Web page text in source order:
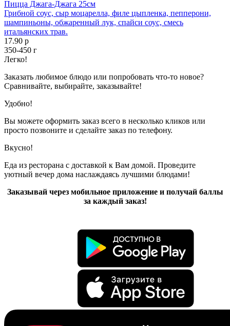
Пицца Джага-Джага 25см
Грибной соус, сыр моцарелла, филе цыпленка, пепперони,
шампиньоны, обжаренный лук, спайси соус, смесь
итальянских трав.
17.90 р
350-450 г
Легко!
Заказать любимое блюдо или попробовать что-то новое?
Сравнивайте, выбирайте, заказывайте!
Удобно!
Вы можете оформить заказ всего в несколько кликов или
просто позвоните и сделайте заказ по телефону.
Вкусно!
Еда из ресторана с доставкой к Вам домой. Проведите
уютный вечер дома наслаждаясь лучшими блюдами!
Заказывай через мобильное приложение и получай баллы
за каждый заказ!